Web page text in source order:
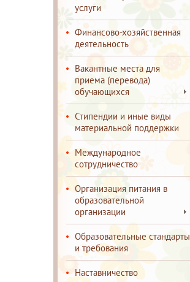
услуги
Финансово-хозяйственная
деятельность
Вакантные места для
приема (перевода)
обучающихся
Стипендии и иные виды
материальной поддержки
Международное
сотрудничество
Организация питания в
образовательной
организации
Образовательные стандарты
и требования
Наставничество